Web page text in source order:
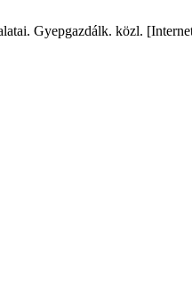
Gyepgazdálk. közl.